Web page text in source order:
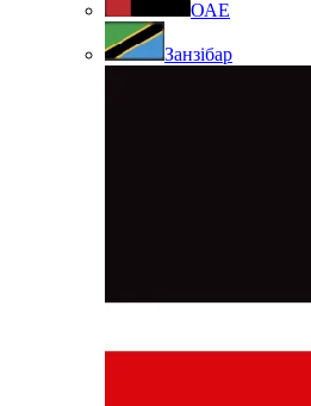
ОАЕ
Занзібар